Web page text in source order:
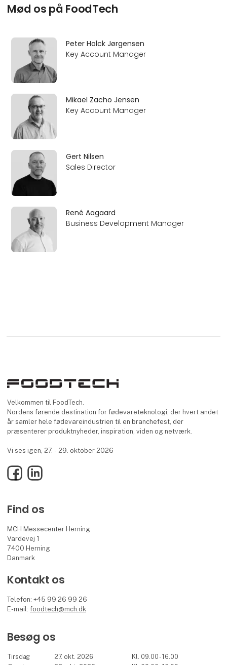
Mød os på FoodTech
Peter Holck Jørgensen
Key Account Manager
Mikael Zacho Jensen
Key Account Manager
Gert Nilsen
Sales Director
René Aagaard
Business Development Manager
Velkommen til FoodTech.
Nordens førende destination for fødevareteknologi, der hvert andet
år samler hele fødevareindustrien til en branchefest, der
præsenterer produktnyheder, inspiration, viden og netværk.
Vi ses igen, 27. - 29. oktober 2026
FacebookLinkedIn
Find os
MCH Messecenter Herning
Vardevej 1
7400 Herning
Danmark
Kontakt os
Telefon: +45 99 26 99 26
E-mail:foodtech@mch.dk
Besøg os
Tirsdag 27. okt. 2026
Kl. 09.00 - 16.00